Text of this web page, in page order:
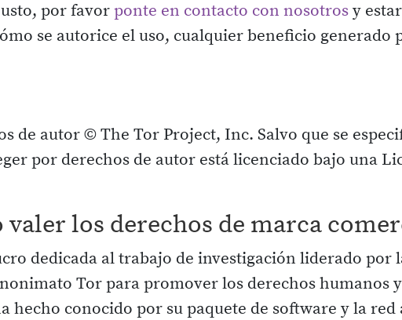
por favorponte en contacto con nosotrosy
se autorice el uso, cualquier beneficio generado
de autor © The Tor Project, Inc. Salvo que se
por derechos de autor está licenciado bajo una
valer los derechos de marca
dedicada al trabajo de investigación liderado por
Tor para promover los derechos humanos
hecho conocido por su paquete de software y la red